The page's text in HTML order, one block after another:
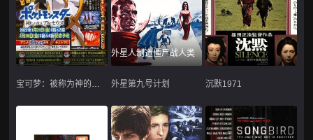
宝可梦：被称为神的阿尔宙斯
外星人制造僵尸战人类
外星第九号计划 沉默1971